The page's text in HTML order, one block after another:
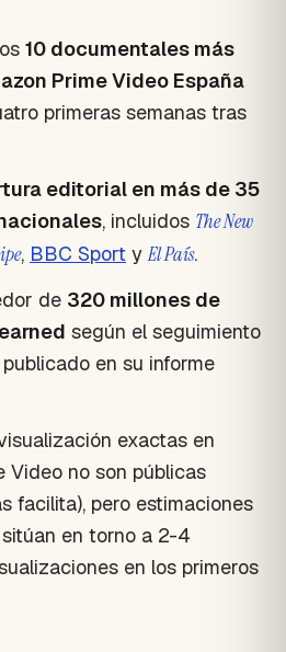
10 documentales más
Prime Video España
primeras semanas tras
editorial en más de 35
, incluidos The New
, BBC Sport yEl País.
de 320 millones de
según el seguimiento
en su informe
exactas en
Video no son públicas
facilita), pero estimaciones
en torno a 2-4
en los primeros